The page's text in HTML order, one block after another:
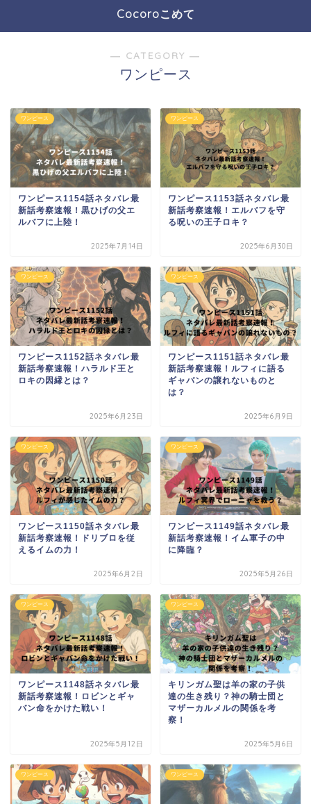
Cocoroこめて
― CATEGORY ―
ワンピース
ワンピース
ワンピース1154話ネタバレ最
新話考察速報！黒ひげの父エ
ルバフに上陸！
2025年7月14日
ワンピース
ワンピース1153話ネタバレ最
新話考察速報！エルバフを守
る呪いの王子ロキ？
2025年6月30日
ワンピース
ワンピース1152話ネタバレ最
新話考察速報！ハラルド王と
ロキの因縁とは？
2025年6月23日
ワンピース
ワンピース1151話ネタバレ最
新話考察速報！ルフィに語る
ギャバンの譲れないものと
は？
2025年6月9日
ワンピース
ワンピース1150話ネタバレ最
新話考察速報！ドリブロを従
えるイムの力！
2025年6月2日
ワンピース
ワンピース1149話ネタバレ最
新話考察速報！イム軍子の中
に降臨？
2025年5月26日
ワンピース
ワンピース1148話ネタバレ最
新話考察速報！ロビンとギャ
バン命をかけた戦い！
2025年5月12日
ワンピース
キリンガム聖は羊の家の子供
達の生き残り？神の騎士団と
マザーカルメルの関係を考
察！
2025年5月6日
ワンピース ワンピース